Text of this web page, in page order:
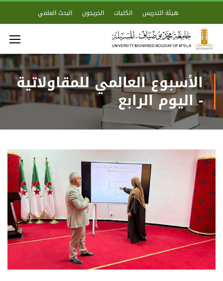
هيئة التدريس الكليات الخريجون البحث العلمي
الأسبوع العالمي للمقاولاتية
- اليوم الرابع